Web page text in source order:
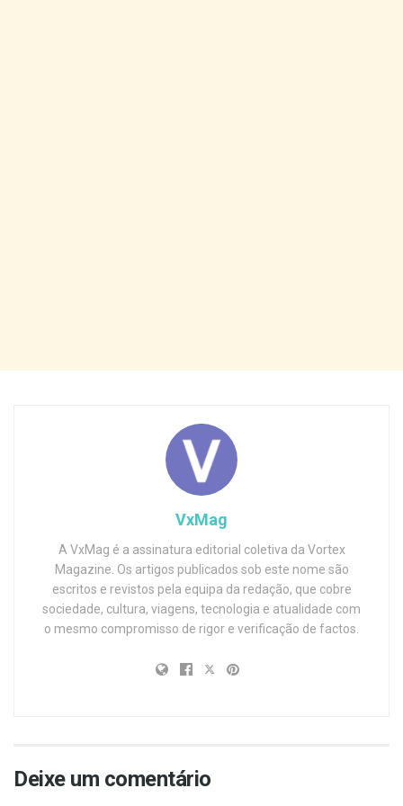
VxMag
A VxMag é a assinatura editorial coletiva da Vortex
Magazine. Os artigos publicados sob este nome são
escritos e revistos pela equipa da redação, que cobre
sociedade, cultura, viagens, tecnologia e atualidade com
o mesmo compromisso de rigor e verificação de factos.
Deixe um comentário